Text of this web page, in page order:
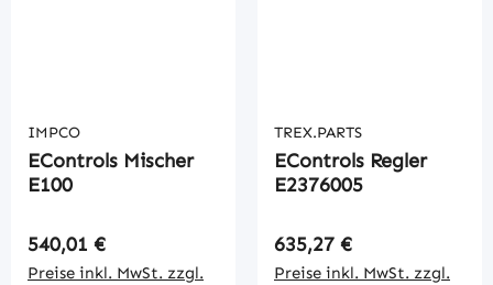
IMPCO
EControls Mischer
E100
Regulärer Preis:
540,01 €
Preise inkl. MwSt. zzgl.
TREX.PARTS
EControls Regler
E2376005
Regulärer Preis:
635,27 €
Preise inkl. MwSt. zzgl.